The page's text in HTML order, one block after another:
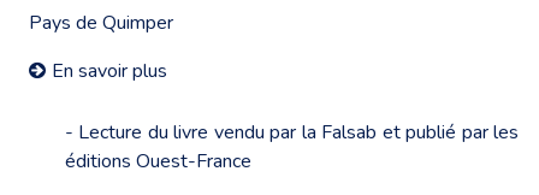
Pays de Quimper
En savoir plus
- Lecture du livre vendu par la Falsab et publié par les
éditions Ouest-France